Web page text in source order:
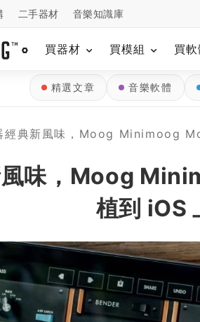
二手器材 音樂知識庫
買器材 買模組 買軟
精選文章 音樂軟體
經典新風味，Moog Minimoog
味，Moog
植到 iOS